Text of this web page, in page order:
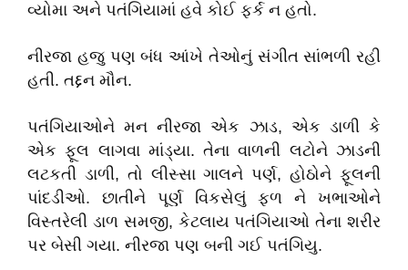
વ્યોમા અને પતંગિયામાં હવે કોઈ ફર્ક ન હતો.
નીરજા હજુ પણ બંધ આંખે તેઓનું સંગીત સાંભળી રહી
હતી. તદ્દન મૌન.
પતંગિયાઓને મન નીરજા એક ઝાડ, એક ડાળી કે
એક ફૂલ લાગવા માંડ્યા. તેના વાળની લટોને ઝાડની
લટકતી ડાળી, તો લીસ્સા ગાલને પર્ણ, હોઠોને ફૂલની
પાંદડીઓ. છાતીને પૂર્ણ વિકસેલું ફળ ને ખભાઓને
વિસ્તરેલી ડાળ સમજી, કેટલાય પતંગિયાઓ તેના શરીર
પર બેસી ગયા. નીરજા પણ બની ગઈ પતંગિયુ.